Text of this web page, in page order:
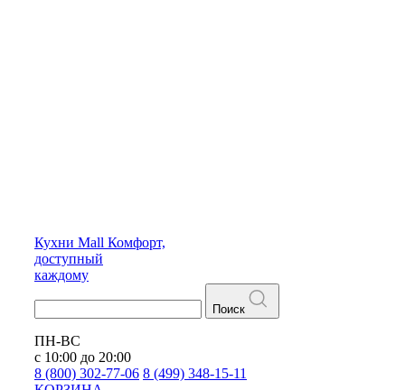
Кухни Mall Комфорт,
доступный
каждому
Поиск
ПН-ВС
с 10:00 до 20:00
8 (800) 302-77-06 8 (499) 348-15-11